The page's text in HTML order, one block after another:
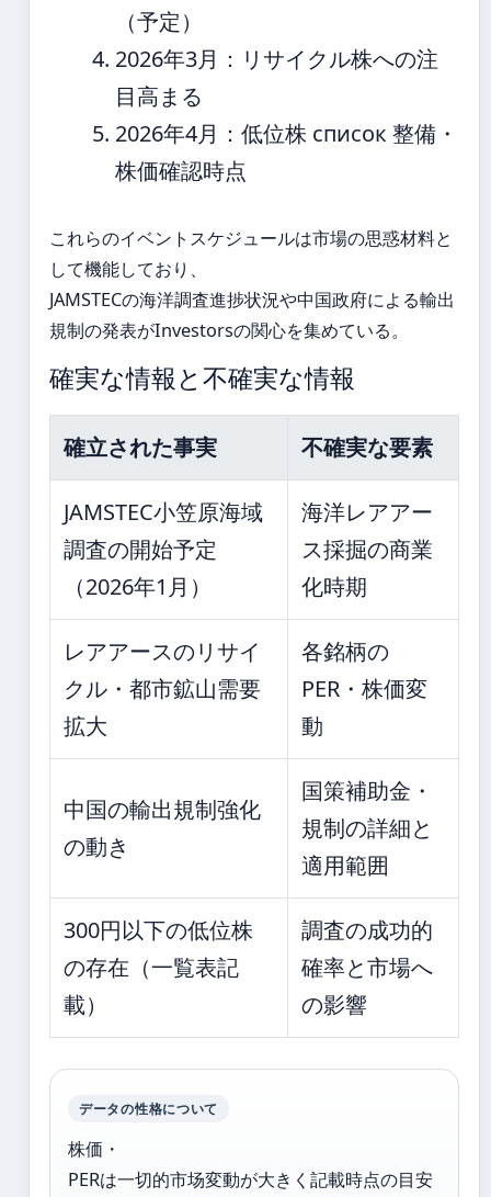
（予定）
2026年3月 ：リサイクル株への注
目高まる
2026年4月 ：低位株 список 整備・
株価確認時点
これらのイベントスケジュールは市場の思惑材料と
して機能しており、
JAMSTECの海洋調査進捗状況や中国政府による輸出
規制の発表がInvestorsの関心を集めている。
確実な情報と不確実な情報
確立された事実 不確実な要素
JAMSTEC小笠原海域
調査の開始予定
（2026年1月）
海洋レアアー
ス採掘の商業
化時期
レアアースのリサイ
クル・都市鉱山需要
拡大
各銘柄の
PER・株価変
動
中国の輸出規制強化
の動き
国策補助金・
規制の詳細と
適用範囲
300円以下の低位株
の存在（一覧表記
載）
調査の成功的
確率と市場へ
の影響
データの性格について
株価・
PERは一切的市场変動が大きく記載時点の目安